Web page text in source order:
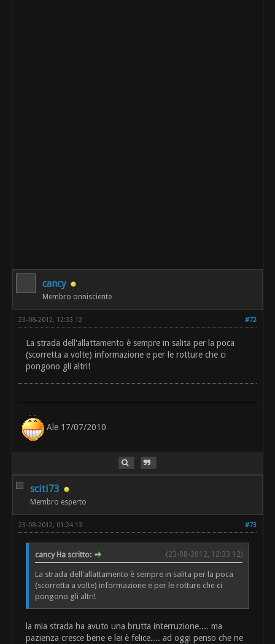
cancy
Membro onnisciente
#72
23-08-2012, 12:33 12
La strada dell'allattamento è sempre in salita per la poca
(scorretta a volte) informazione e per le rotture che ci
pongono gli altri!
Ale 17/07/2010
sciti73
Membro esperto
#73
23-08-2012, 01:24 13
(23-08-2012, 12:33 12)
cancy Ha scritto:
La strada dell'allattamento è sempre in salita per la poca
(scorretta a volte) informazione e per le rotture che ci
pongono gli altri!
la mia strada ha avuto una brutta interruzione.... ma
pazienza cresce bene e lei è felice.... ad oggi penso che ne